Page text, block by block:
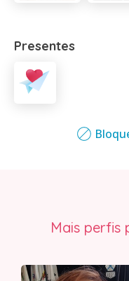
Presentes
Mais perfis